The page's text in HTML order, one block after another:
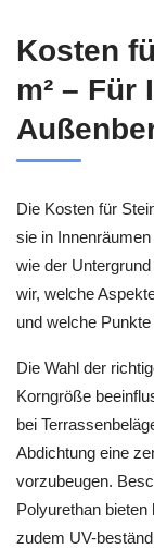
Kosten
m² – Für
Die Kosten für
sie in
wie der
wir, welche
und welche
Die Wahl der
Korngröße
bei
Abdichtung eine
vorzubeugen.
Polyurethan
zudem UV-